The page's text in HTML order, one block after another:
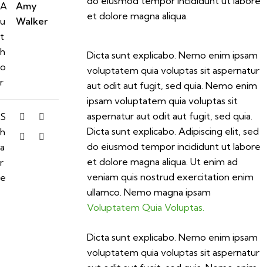
A
u
t
h
o
r
Amy
Walker
S
h
a
r
e
et dolore magna aliqua.
Dicta sunt explicabo. Nemo enim ipsam
voluptatem quia voluptas sit aspernatur
aut odit aut fugit, sed quia. Nemo enim
ipsam voluptatem quia voluptas sit
aspernatur aut odit aut fugit, sed quia.
Dicta sunt explicabo. Adipiscing elit, sed
do eiusmod tempor incididunt ut labore
et dolore magna aliqua. Ut enim ad
veniam quis nostrud exercitation enim
ullamco. Nemo magna ipsam
Voluptatem Quia Voluptas.
Dicta sunt explicabo. Nemo enim ipsam
voluptatem quia voluptas sit aspernatur